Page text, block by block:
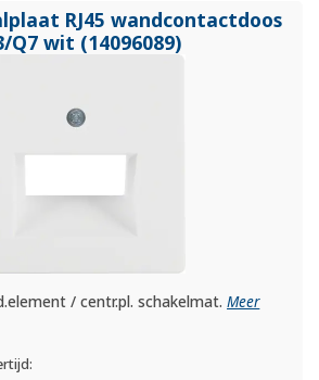
RJ45 wandcontactdoos
Q7 wit (14096089)
/ centr.pl. schakelmat.Meer